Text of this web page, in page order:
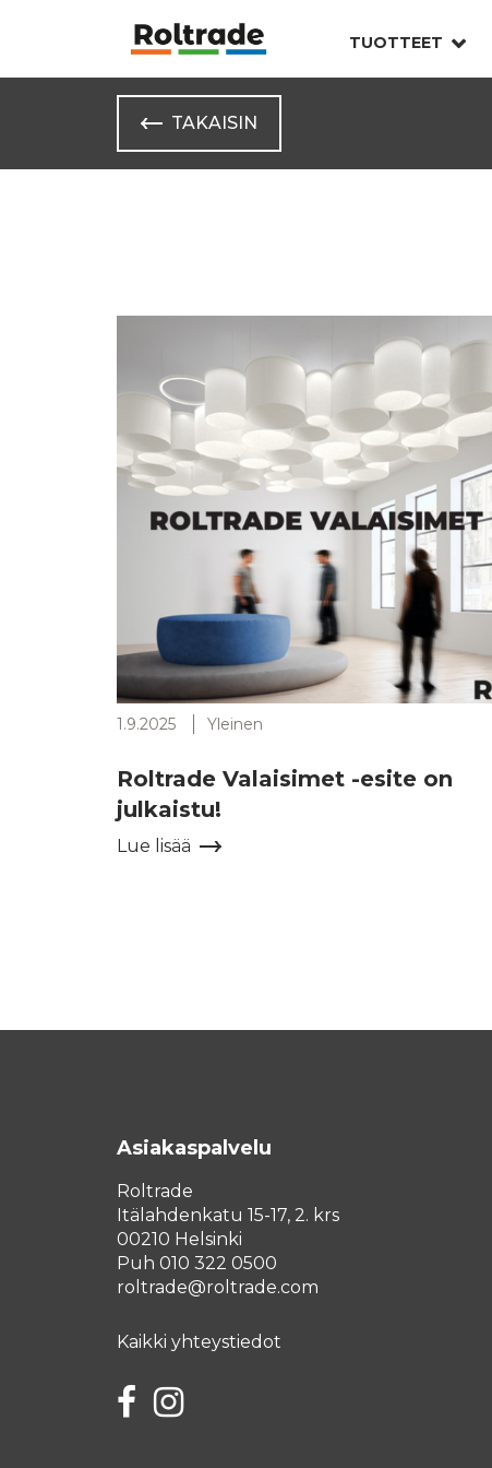
TUOTTEET
TAKAISIN
1.9.2025 Yleinen
Roltrade Valaisimet -esite on
julkaistu!
Lue lisää
Asiakaspalvelu
Roltrade
Itälahdenkatu 15-17, 2. krs
00210 Helsinki
Puh 010 322 0500
roltrade@roltrade.com
Kaikki yhteystiedot
FacebookInstagram